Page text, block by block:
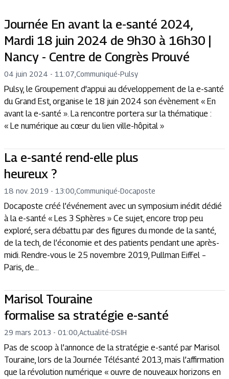
Journée En avant la e-santé 2024,
Mardi 18 juin 2024 de 9h30 à 16h30 |
Nancy - Centre de Congrès Prouvé
04 juin 2024 - 11:07 Communiqué-Pulsy
Pulsy, le Groupement d'appui au développement de la e-santé
du Grand Est, organise le 18 juin 2024 son évènement « En
avant la e-santé ». La rencontre portera sur la thématique :
« Le numérique au cœur du lien ville-hôpital »
La e-santé rend-elle plus
heureux ?
18 nov. 2019 - 13:00 Communiqué-Docaposte
Docaposte créé l’événement avec un symposium inédit dédié
à la e-santé « Les 3 Sphères » Ce sujet, encore trop peu
exploré, sera débattu par des figures du monde de la santé,
de la tech, de l’économie et des patients pendant une après-
midi. Rendre-vous le 25 novembre 2019, Pullman Eiffel –
Paris, de...
Marisol Touraine
formalise sa stratégie e-santé
29 mars 2013 - 01:00 Actualité-DSIH
Pas de scoop à l’annonce de la stratégie e-santé par Marisol
Touraine, lors de la Journée Télésanté 2013, mais l’affirmation
que la révolution numérique « ouvre de nouveaux horizons en